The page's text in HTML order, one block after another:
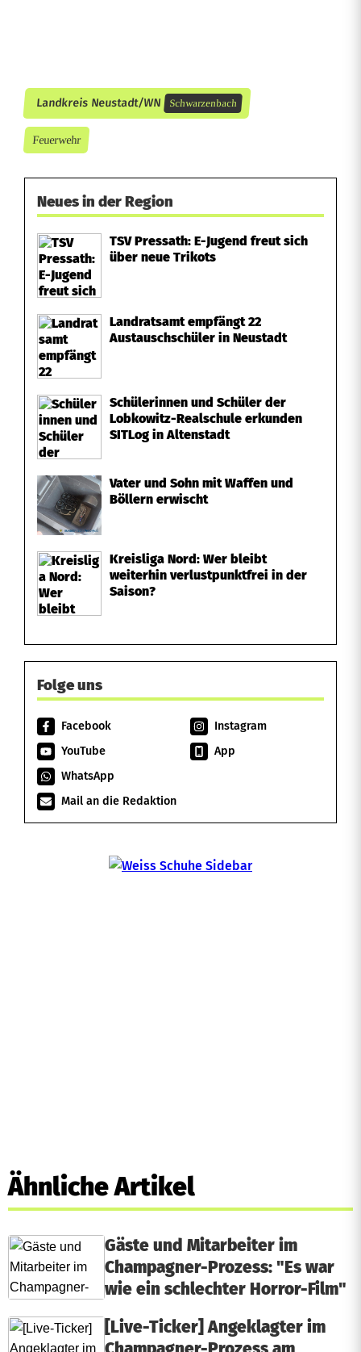
r
t
Landkreis Neustadt/WN Schwarzenbach
Feuerwehr
Neues in der Region
TSV Pressath: E-Jugend freut sich
über neue Trikots
Landratsamt empfängt 22
Austauschschüler in Neustadt
Schülerinnen und Schüler der
Lobkowitz-Realschule erkunden
SITLog in Altenstadt
Vater und Sohn mit Waffen und
Böllern erwischt
Kreisliga Nord: Wer bleibt
weiterhin verlustpunktfrei in der
Saison?
Folge uns
Facebook
Instagram
YouTube
App
WhatsApp
Mail an die Redaktion
Ähnliche Artikel
Gäste und Mitarbeiter im
Champagner-Prozess: "Es war
wie ein schlechter Horror-Film"
[Live-Ticker] Angeklagter im